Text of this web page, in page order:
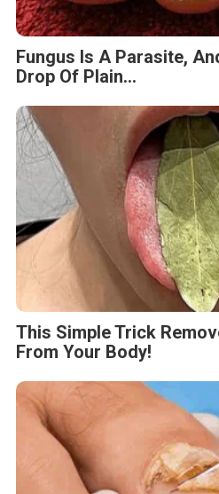
Fungus Is A Parasite,
Drop Of Plain...
This Simple Trick
From Your Body!